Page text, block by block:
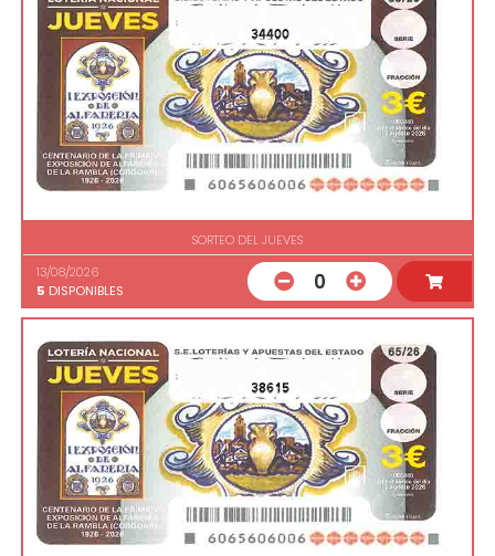
34400
SORTEO DEL JUEVES
13/08/2026
5 DISPONIBLES 0
38615